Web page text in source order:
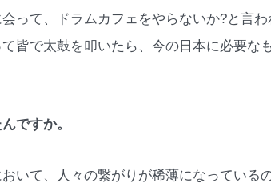
って、ドラムカフェをやらないか?と言
皆で太鼓を叩いたら、今の日本に必要な
ですか。
いて、人々の繋がりが稀薄になっている